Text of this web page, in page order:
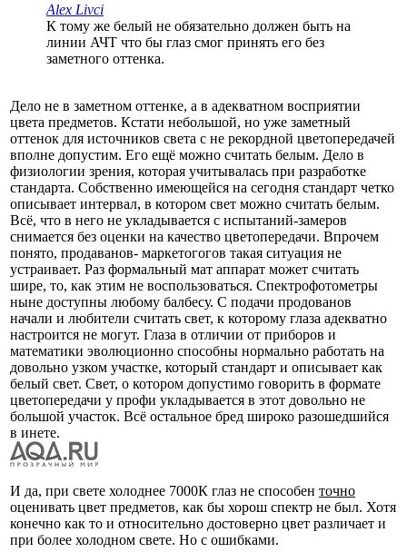
Alex Livci
К тому же белый не обязательно должен быть на
линии АЧТ что бы глаз смог принять его без
заметного оттенка.
Дело не в заметном оттенке, а в адекватном восприятии
цвета предметов. Кстати небольшой, но уже заметный
оттенок для источников света с не рекордной цветопередачей
вполне допустим. Его ещё можно считать белым. Дело в
физиологии зрения, которая учитывалась при разработке
стандарта. Собственно имеющейся на сегодня стандарт четко
описывает интервал, в котором свет можно считать белым.
Всё, что в него не укладывается с испытаний-замеров
снимается без оценки на качество цветопередачи. Впрочем
понято, продаванов- маркетогогов такая ситуация не
устраивает. Раз формальный мат аппарат может считать
шире, то, как этим не воспользоваться. Спектрофотометры
ныне доступны любому балбесу. С подачи продованов
начали и любители считать свет, к которому глаза адекватно
настроится не могут. Глаза в отличии от приборов и
математики эволюционно способны нормально работать на
довольно узком участке, который стандарт и описывает как
белый свет. Свет, о котором допустимо говорить в формате
цветопередачи у профи укладывается в этот довольно не
большой участок. Всё остальное бред широко разошедшийся
в инете.
И да, при свете холоднее 7000К глаз не способен точно
оценивать цвет предметов, как бы хорош спектр не был. Хотя
конечно как то и относительно достоверно цвет различает и
при более холодном свете. Но с ошибками.